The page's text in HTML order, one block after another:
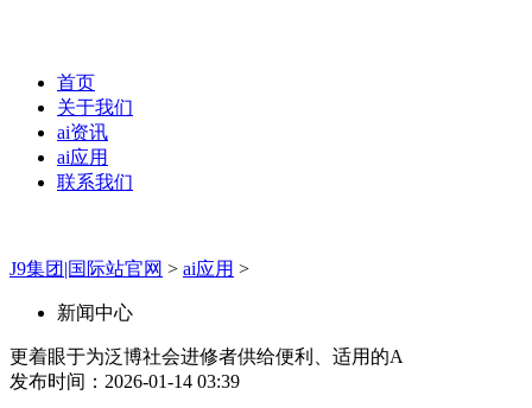
首页
关于我们
ai资讯
ai应用
联系我们
J9集团|国际站官网 > ai应用 >
新闻中心
更着眼于为泛博社会进修者供给便利、适用的A
发布时间：2026-01-14 03:39